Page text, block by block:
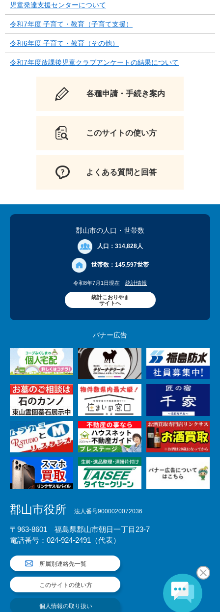
児童発達支援センターについて
令和7年度 子育て・教育（子育て支援）
令和6年度 子育て・教育（その他）
令和7年度放課後児童クラブアンケートの結果について
各種申請・手続き案内
このサイトの使い方
よくある質問と回答
郡山市の人口 ・世帯数
人口： 314,828人
世帯数： 145,597世帯
令和8年7月1日現在 統計情報
統計こおりやま
サイトへ
バナー広告
郡山市役所 法人番号9000020072036
〒963-8601 福島県郡山市朝日一丁目23-7
電話番号：024-924-2491（代表）
所属別連絡先一覧
このサイトの使い方
個人情報の取り扱い